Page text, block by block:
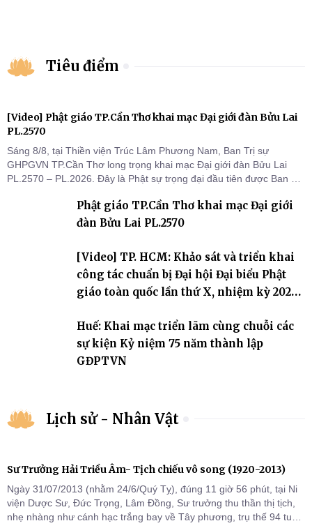
Tiêu điểm
[Video] Phật giáo TP.Cần Thơ khai mạc Đại giới đàn Bửu Lai
PL.2570
Sáng 8/8, tại Thiền viện Trúc Lâm Phương Nam, Ban Trị sự
GHPGVN TP.Cần Thơ long trọng khai mạc Đại giới đàn Bửu Lai
PL.2570 – PL.2026. Đây là Phật sự trọng đại đầu tiên được Ban Trị
thứ I, thể hiện sự quan tâm đối với công tác truyền giới, đào tạo
Tăng tài và tiếp nối mạng mạch Tăng-g
Phật giáo TP.Cần Thơ khai mạc Đại giới
đàn Bửu Lai PL.2570
[Video] TP. HCM: Khảo sát và triển khai
công tác chuẩn bị Đại hội Đại biểu Phật
giáo toàn quốc lần thứ X, nhiệm kỳ 2026-
Huế: Khai mạc triển lãm cùng chuỗi các
sự kiện Kỷ niệm 75 năm thành lập
GĐPTVN
Lịch sử - Nhân Vật
Sư Trưởng Hải Triều Âm- Tịch chiếu vô song (1920-2013)
Ngày 31/07/2013 (nhằm 24/6/Quý Tỵ), đúng 11 giờ 56 phút, tại Ni
viện Dược Sư, Đức Trọng, Lâm Đồng, Sư trưởng thu thần thị tịch,
nhẹ nhàng như cánh hạc trắng bay về Tây phương, trụ thế 94 tuổi